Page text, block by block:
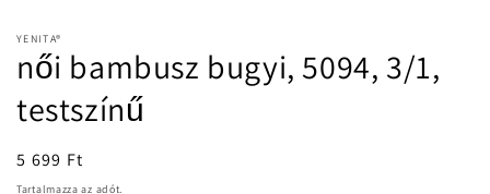
YENITA®
női bambusz bugyi, 5094, 3/1,
testszínű
Normál
ár
5 699 Ft
Tartalmazza az adót.